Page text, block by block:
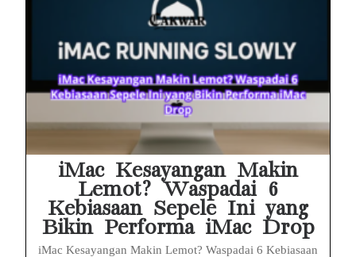
iMac Kesayangan Makin
Lemot? Waspadai 6
Kebiasaan Sepele Ini yang
Bikin Performa iMac Drop
iMac Kesayangan Makin Lemot? Waspadai 6 Kebiasaan